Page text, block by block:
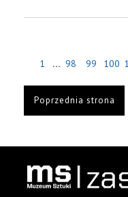
1 ... 98 99 100
Poprzednia strona